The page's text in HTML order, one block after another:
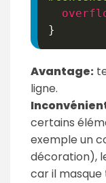
}
Avantage:
ligne.
certains
exemple un
décoration),
car il masque